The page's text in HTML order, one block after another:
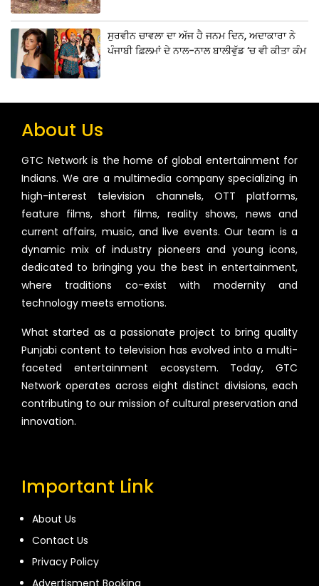
ਸੁਰਵੀਨ ਚਾਵਲਾ ਦਾ ਅੱਜ ਹੈ ਜਨਮ ਦਿਨ, ਅਦਾਕਾਰਾ ਨੇ
ਪੰਜਾਬੀ ਫ਼ਿਲਮਾਂ ਦੇ ਨਾਲ-ਨਾਲ ਬਾਲੀਵੁੱਡ ‘ਚ ਵੀ ਕੀਤਾ ਕੰਮ
About Us
GTC Network is the home of global entertainment for
Indians. We are a multimedia company specializing in
high-interest television channels, OTT platforms,
feature films, short films, reality shows, news and
current affairs, music, and live events. Our team is a
dynamic mix of industry pioneers and young icons,
dedicated to bringing you the best in entertainment,
where traditions co-exist with modernity and
technology meets emotions.
What started as a passionate project to bring quality
Punjabi content to television has evolved into a multi-
faceted entertainment ecosystem. Today, GTC
Network operates across eight distinct divisions, each
contributing to our mission of cultural preservation and
innovation.
Important Link
About Us
Contact Us
Privacy Policy